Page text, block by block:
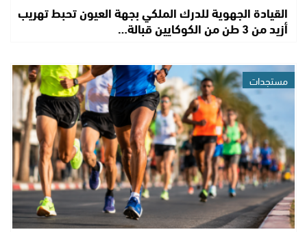
القيادة الجهوية للدرك الملكي بجهة العيون تحبط تهريب
أزيد من 3 طن من الكوكايين قبالة…
مستجدات